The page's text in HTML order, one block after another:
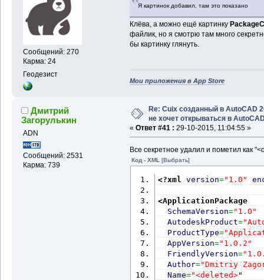
Сообщений: 270
Карма: 24
Геодезист
Я картинок добавил, там это показано
Клёва, а можно ещё картинку
файлик, но я смотрю там много
бы картинку глянуть.
Мои приложения в App Store
Дмитрий
Загорулькин
ADN
Сообщений: 2531
Карма: 739
Re: Cuix созданный в AutoCAD
не хочет открываться в
« Ответ #41 : 29-10-2015, 11:04:55 »
Все секретное удалил и пометил как
Код - XML [Выбрать]
<?xml version="1.0"
<ApplicationPackage
SchemaVersion="1.0"
AutodeskProduct=
ProductType=
AppVersion="1.0.2"
FriendlyVersion=
Author="Dmitriy
Name="<deleted>"